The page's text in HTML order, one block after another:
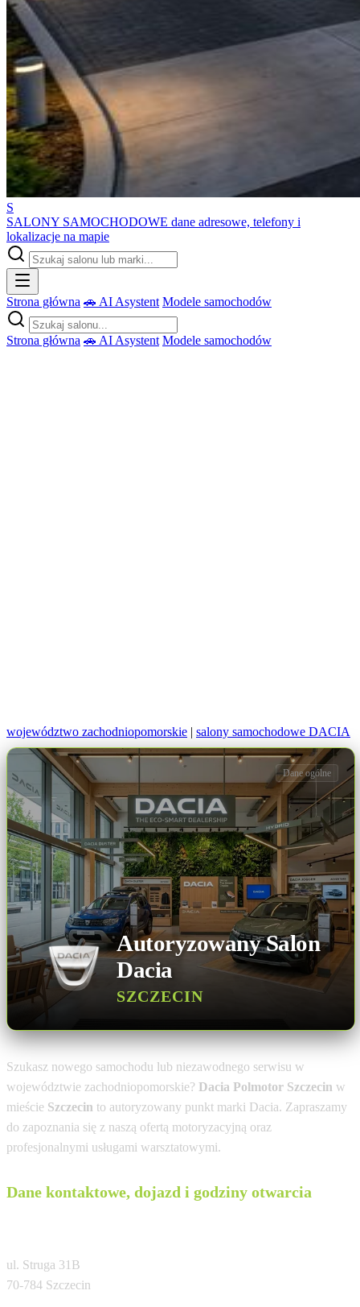
S
SALONY SAMOCHODOWE dane adresowe, telefony i
lokalizacje na mapie
Strona główna 🚗 AI Asystent Modele samochodów
Strona główna 🚗 AI Asystent Modele samochodów
województwo zachodniopomorskie | salony samochodowe DACIA
Autoryzowany Salon
Dacia
SZCZECIN
Dane ogólne
Szukasz nowego samochodu lub niezawodnego serwisu w
województwie zachodniopomorskie? Dacia Polmotor Szczecin w
mieście Szczecin to autoryzowany punkt marki Dacia. Zapraszamy
do zapoznania się z naszą ofertą motoryzacyjną oraz
profesjonalnymi usługami warsztatowymi.
Dane kontaktowe, dojazd i godziny otwarcia
ul. Struga 31B
70-784 Szczecin